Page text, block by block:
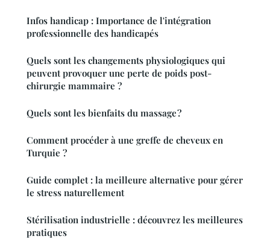
Infos handicap : Importance de l'intégration
professionnelle des handicapés
Quels sont les changements physiologiques qui
peuvent provoquer une perte de poids post-
chirurgie mammaire ?
Quels sont les bienfaits du massage ?
Comment procéder à une greffe de cheveux en
Turquie ?
Guide complet : la meilleure alternative pour gérer
le stress naturellement
Stérilisation industrielle : découvrez les meilleures
pratiques